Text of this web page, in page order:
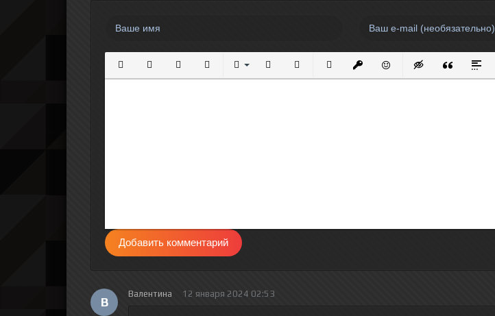
Полужирный
КурсивПодчеркнутый
ЗачеркнутыйВыравнивание
Нумерованный список
Маркированный список
Вставить ссылку
Вставить защищенную ссылку
Вставить смайлик
Вставка скрытого
Вставка
Добавить комментарий
В
Валентина 12 января 2024 02:53